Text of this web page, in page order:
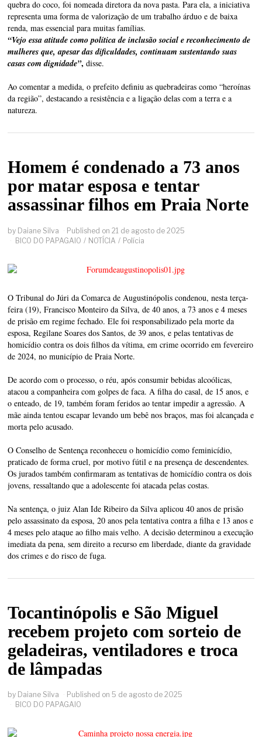
quebra do coco, foi nomeada diretora da nova pasta. Para ela, a iniciativa
representa uma forma de valorização de um trabalho árduo e de baixa
renda, mas essencial para muitas famílias.
“Vejo essa atitude como política de inclusão social e reconhecimento de
mulheres que, apesar das dificuldades, continuam sustentando suas
casas com dignidade”,disse.
Ao comentar a medida, o prefeito definiu as quebradeiras como “heroínas
da região”, destacando a resistência e a ligação delas com a terra e a
natureza.
Homem é condenado a 73 anos
por matar esposa e tentar
assassinar filhos em Praia Norte
by Daiane Silva Published on 21 de agosto de 2025
BICO DO PAPAGAIO / NOTÍCIA / Polícia
O Tribunal do Júri da Comarca de Augustinópolis condenou, nesta terça-
feira (19), Francisco Monteiro da Silva, de 40 anos, a 73 anos e 4 meses
de prisão em regime fechado. Ele foi responsabilizado pela morte da
esposa, Regilane Soares dos Santos, de 39 anos, e pelas tentativas de
homicídio contra os dois filhos da vítima, em crime ocorrido em fevereiro
de 2024, no município de Praia Norte.
De acordo com o processo, o réu, após consumir bebidas alcoólicas,
atacou a companheira com golpes de faca. A filha do casal, de 15 anos, e
o enteado, de 19, também foram feridos ao tentar impedir a agressão. A
mãe ainda tentou escapar levando um bebê nos braços, mas foi alcançada e
morta pelo acusado.
O Conselho de Sentença reconheceu o homicídio como feminicídio,
praticado de forma cruel, por motivo fútil e na presença de descendentes.
Os jurados também confirmaram as tentativas de homicídio contra os dois
jovens, ressaltando que a adolescente foi atacada pelas costas.
Na sentença, o juiz Alan Ide Ribeiro da Silva aplicou 40 anos de prisão
pelo assassinato da esposa, 20 anos pela tentativa contra a filha e 13 anos e
4 meses pelo ataque ao filho mais velho. A decisão determinou a execução
imediata da pena, sem direito a recurso em liberdade, diante da gravidade
dos crimes e do risco de fuga.
Tocantinópolis e São Miguel
recebem projeto com sorteio de
geladeiras, ventiladores e troca
de lâmpadas
by Daiane Silva Published on 5 de agosto de 2025
BICO DO PAPAGAIO